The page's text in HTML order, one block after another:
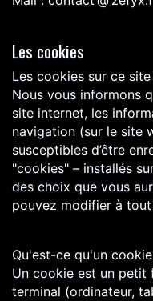
Les cookies
Les cookies sur ce site
Nous vous informons
site internet, les
navigation (sur le site
susceptibles d’être
"cookies" – installés
des choix que vous
pouvez modifier à
Qu'est-ce qu'un
Un cookie est un
terminal (ordinateur,